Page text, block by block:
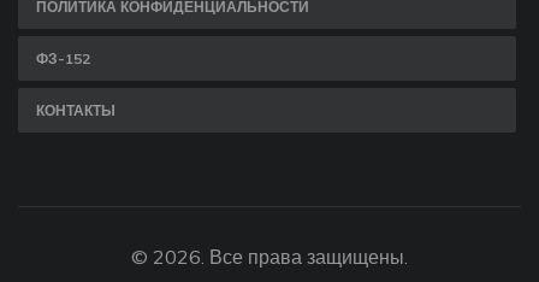
ПОЛИТИКА КОНФИДЕНЦИАЛЬНОСТИ
ФЗ-152
КОНТАКТЫ
© 2026. Все права защищены.